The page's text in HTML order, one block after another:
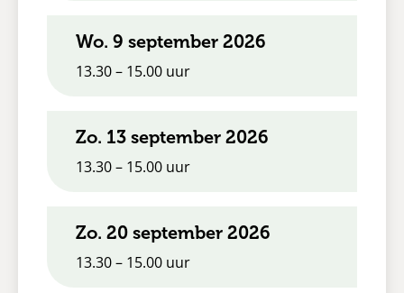
wo. 9 september 2026
13.30 – 15.00 uur
zo. 13 september 2026
13.30 – 15.00 uur
zo. 20 september 2026
13.30 – 15.00 uur